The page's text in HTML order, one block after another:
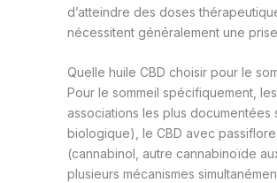
d’atteindre des doses
nécessitent généralement une
Quelle huile CBD choisir pour le
Pour le sommeil spécifiquement,
associations les plus
biologique), le CBD avec
(cannabinol, autre cannabinoïde
plusieurs mécanismes